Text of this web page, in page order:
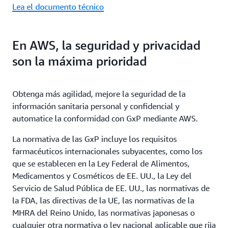
Lea el documento técnico
En AWS, la seguridad y privacidad
son la máxima prioridad
Obtenga más agilidad, mejore la seguridad de la
información sanitaria personal y confidencial y
automatice la conformidad con GxP mediante AWS.
La normativa de las GxP incluye los requisitos
farmacéuticos internacionales subyacentes, como los
que se establecen en la Ley Federal de Alimentos,
Medicamentos y Cosméticos de EE. UU., la Ley del
Servicio de Salud Pública de EE. UU., las normativas de
la FDA, las directivas de la UE, las normativas de la
MHRA del Reino Unido, las normativas japonesas o
cualquier otra normativa o ley nacional aplicable que rija